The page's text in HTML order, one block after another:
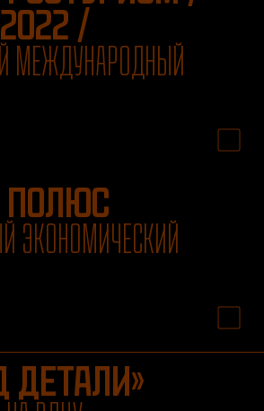
/
МЕЖДУНАРОДНЫЙ
ПОЛЮС
ЭКОНОМИЧЕСКИЙ
ДЕТАЛИ»